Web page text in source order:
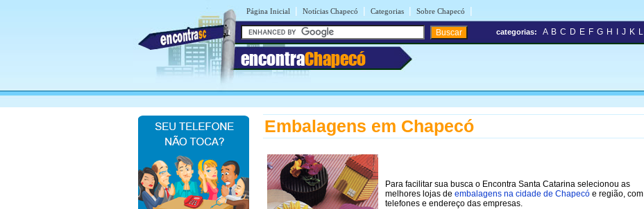
Página Inicial | Notícias Chapecó | Categorias | Sobre Chapecó |
encontraChapecó
categorias: A B C D E F G H J K L
Embalagens em Chapecó
Para facilitar sua busca o Encontra Santa Catarina selecionou as
melhores lojas de embalagens na cidade de Chapecó e região, com
telefones e endereço das empresas.